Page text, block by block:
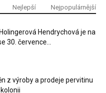
Nejlepší Nejpopulárnější
Hendrychová je na
30. července...
z výroby a prodeje pervitinu